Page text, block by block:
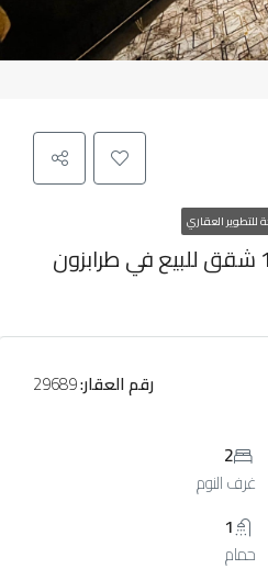
للتطوير العقاري
رقم العقار:
2
غرف النوم
1
حمام